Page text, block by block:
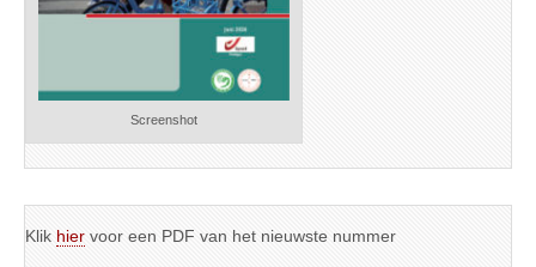
Screenshot
Klik hier voor een PDF van het nieuwste nummer